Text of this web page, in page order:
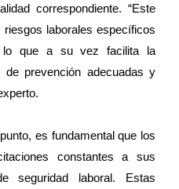
correspondiente. “Este
laborales específicos
lo que a su vez facilita la
de prevención adecuadas y
es fundamental que los
constantes a sus
seguridad laboral. Estas